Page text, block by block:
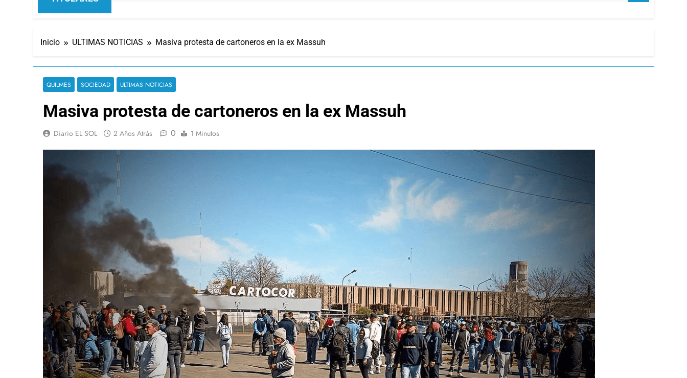
Inicio ULTIMAS NOTICIAS Masiva protesta de cartoneros en la ex Massuh
QUILMES SOCIEDAD ULTIMAS NOTICIAS
Masiva protesta de cartoneros en la ex Massuh
Diario EL SOL 2 Años Atrás 0 1 Minutos